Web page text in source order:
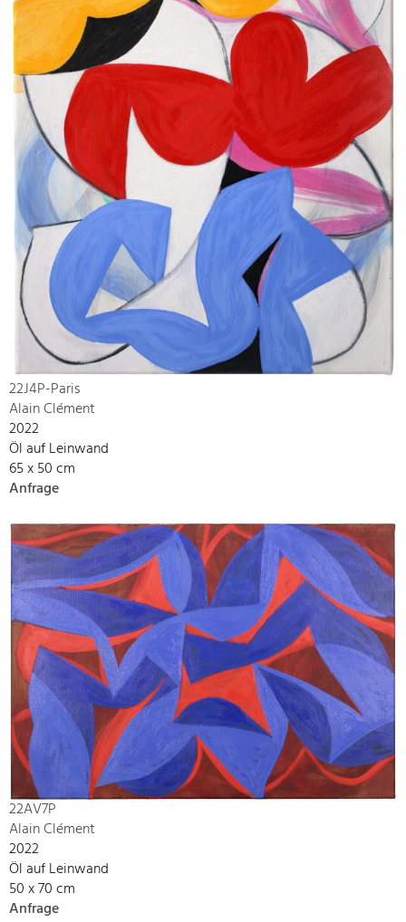
22J4P-Paris
Alain Clément
2022
Öl auf Leinwand
65 x 50 cm
Anfrage
22AV7P
Alain Clément
2022
Öl auf Leinwand
50 x 70 cm
Anfrage